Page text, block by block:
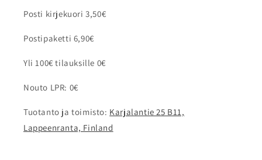
Posti kirjekuori 3,50€
Postipaketti 6,90€
Yli 100€ tilauksille 0€
Nouto LPR: 0€
Tuotanto ja toimisto: Karjalantie 25 B11,
Lappeenranta, Finland